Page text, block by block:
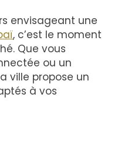
envisageant une
, c’est le moment
Que vous
ou un
ville propose un
à vos